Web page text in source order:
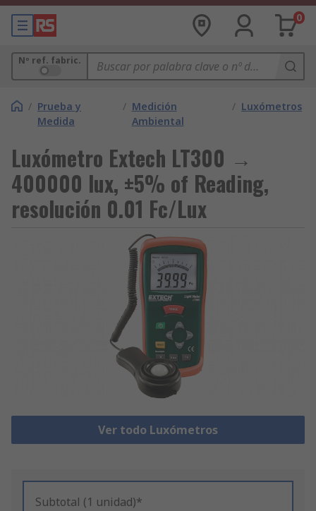
0
Nº ref. fabric.
/ Prueba y
Medida
/ Medición
Ambiental
/ Luxómetros
Luxómetro Extech LT300 →
400000 lux, ±5% of Reading,
resolución 0.01 Fc/Lux
Ver todo Luxómetros
Subtotal (1 unidad)*